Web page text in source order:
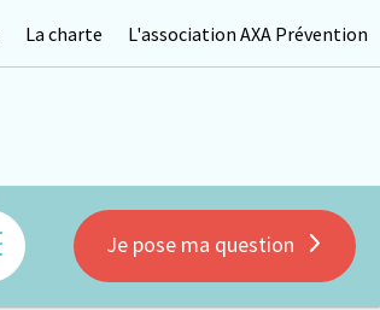
La charte L'association AXA Prévention
Je pose ma question